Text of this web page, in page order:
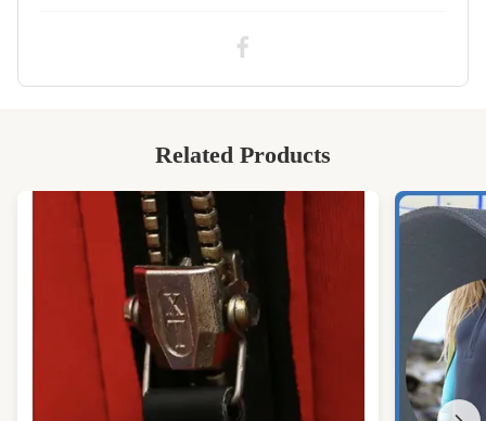
1mm 네오프렌 직물 선 롤
82'' 긴 네오프렌 직물
Related Products